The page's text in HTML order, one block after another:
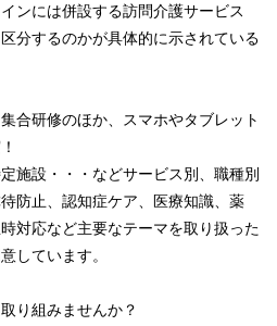
ンには併設する訪問介護サービス
分するのかが具体的に示されている
合研修のほか、スマホやタブレット
施設・・・などサービス別、職種別
防止、認知症ケア、医療知識、薬
対応など主要なテーマを取り扱った
しています。
り組みませんか？